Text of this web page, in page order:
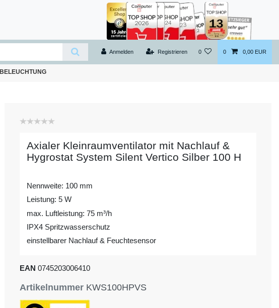
Anmelden Registrieren 0 0 0,00 EUR
BELEUCHTUNG
Axialer Kleinraumventilator mit Nachlauf &
Hygrostat System Silent Vertico Silber 100 H
Nennweite: 100 mm
Leistung: 5 W
max. Luftleistung: 75 m³/h
IPX4 Spritzwasserschutz
einstellbarer Nachlauf & Feuchtesensor
EAN 0745203006410
Artikelnummer KWS100HPVS